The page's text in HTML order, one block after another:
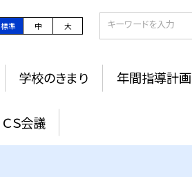
標準 中 大
学校のきまり 年間指導計画
ＣＳ会議